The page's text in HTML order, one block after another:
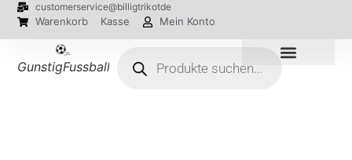
customerservice@billigtrikotde
Warenkorb Kasse Mein Konto
GunstigFussballTrikot